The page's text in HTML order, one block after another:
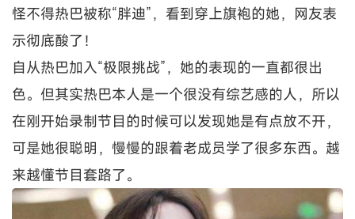
怪不得热巴被称“胖迪”，看到穿上旗袍的她，网友表
示彻底酸了！
自从热巴加入“极限挑战”，她的表现的一直都很出
色。但其实热巴本人是一个很没有综艺感的人，所以
在刚开始录制节目的时候可以发现她是有点放不开，
可是她很聪明，慢慢的跟着老成员学了很多东西。越
来越懂节目套路了。